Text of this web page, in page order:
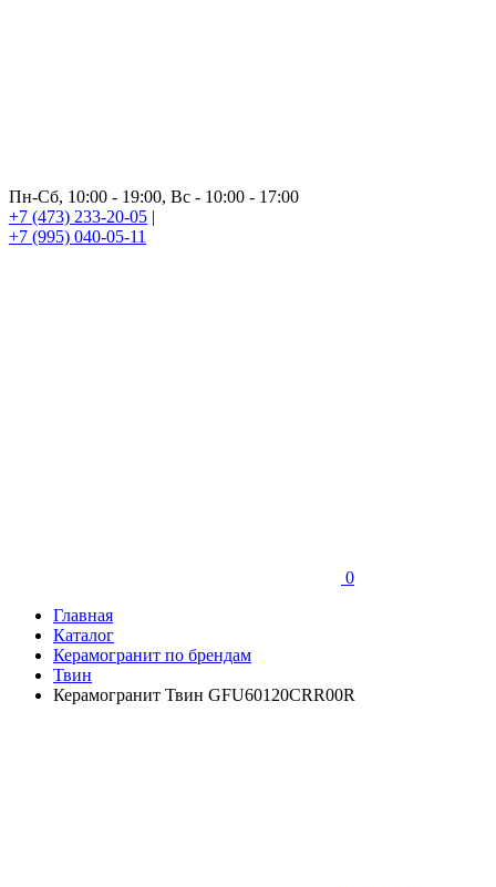
Пн-Сб, 10:00 - 19:00, Вс - 10:00 - 17:00
+7 (473) 233-20-05 |
+7 (995) 040-05-11
0
Главная
Каталог
Керамогранит по брендам
Твин
Керамогранит Твин GFU60120CRR00R